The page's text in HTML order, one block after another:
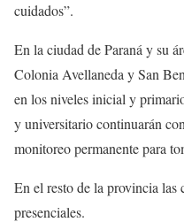
cuidados”.
En la ciudad de Paraná y su
Colonia Avellaneda y San
en los niveles inicial y
y universitario continuarán
monitoreo permanente para
En el resto de la provincia las
presenciales.